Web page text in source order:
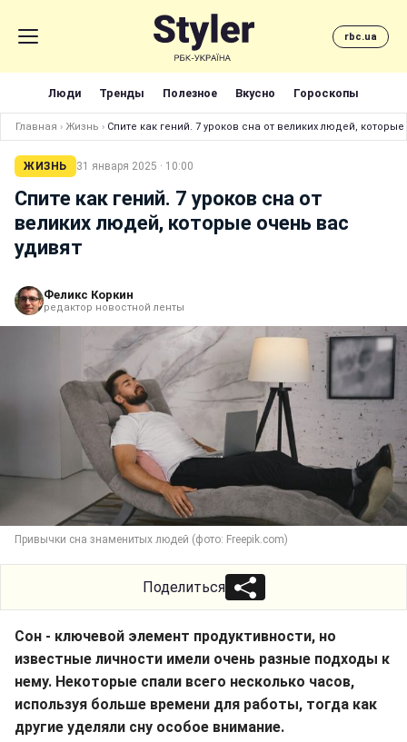
rbc.ua
Люди Тренды Полезное Вкусно Гороскопы
Главная › Жизнь › Спите как гений. 7 уроков сна от великих людей,
ЖИЗНЬ 31 января 2025 · 10:00
Спите как гений. 7 уроков сна от
великих людей, которые очень вас
удивят
Феликс Коркин
редактор новостной ленты
Привычки сна знаменитых людей (фото: Freepik.com)
Поделиться
Сон - ключевой элемент продуктивности, но
известные личности имели очень разные подходы к
нему. Некоторые спали всего несколько часов,
используя больше времени для работы, тогда как
другие уделяли сну особое внимание.